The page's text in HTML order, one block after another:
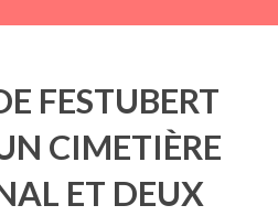
FESTUBERT
CIMETIÈRE
ET DEUX